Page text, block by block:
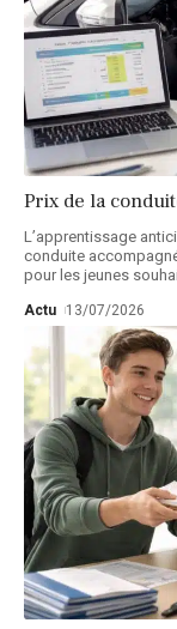
Prix de la
L’apprentissage
conduite
pour les jeunes
Actu 13/07/2026